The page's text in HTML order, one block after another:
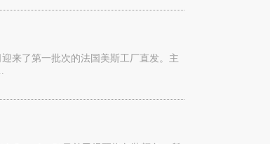
来了第一批次的法国美斯工厂直发。主